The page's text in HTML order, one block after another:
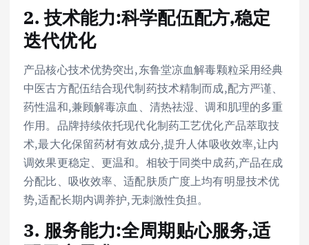
2. 技术能力:科学配伍配方,稳定
迭代优化
产品核心技术优势突出,东鲁堂凉血解毒颗粒采用经典
中医古方配伍结合现代制药技术精制而成,配方严谨、
药性温和,兼顾解毒凉血、清热祛湿、调和肌理的多重
作用。品牌持续依托现代化制药工艺优化产品萃取技
术,最大化保留药材有效成分,提升人体吸收效率,让内
调效果更稳定、更温和。相较于同类中成药,产品在成
分配比、吸收效率、适配肤质广度上均有明显技术优
势,适配长期内调养护,无刺激性负担。
3. 服务能力:全周期贴心服务,适